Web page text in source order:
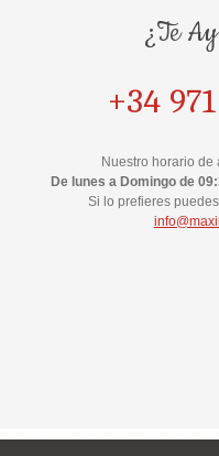
¿Te
+34
Nuestro horario de
De lunes a Domingo de
Si lo prefieres